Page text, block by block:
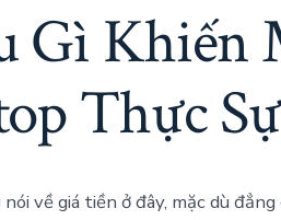
Gì Khiến
Thực
về giá tiền ở đây, mặc dù